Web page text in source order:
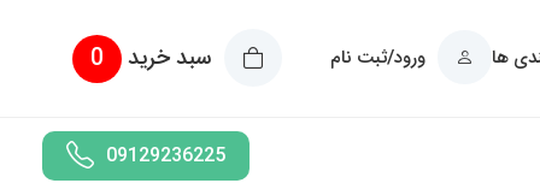
ها ورود/ثبت نام سبد خرید 0
09129236225